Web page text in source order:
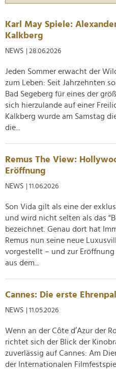
Karl May Spiele:
Kalkberg
NEWS | 28.06.2026
Jeden Sommer erwacht der
zum Leben: Seit Jahrzehnten
Bad Segeberg für eines der
sich hierzulande auf einer
Kalkberg wurde am Samstag
die...
Remus The View:
Eröffnung
NEWS | 11.06.2026
Son Vida gilt als eine der
und wird nicht selten als das
bezeichnet. Genau dort hat
Remus nun seine neue
vorgestellt – und zur
aus dem...
Cannes: Die erste
NEWS | 11.05.2026
Wenn an der Côte d’Azur der
richtet sich der Blick der
zuverlässig auf Cannes: Am
der Internationalen